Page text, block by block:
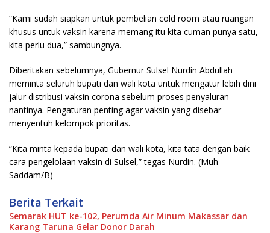
“Kami sudah siapkan untuk pembelian cold room atau ruangan
khusus untuk vaksin karena memang itu kita cuman punya satu,
kita perlu dua,” sambungnya.
Diberitakan sebelumnya, Gubernur Sulsel Nurdin Abdullah
meminta seluruh bupati dan wali kota untuk mengatur lebih dini
jalur distribusi vaksin corona sebelum proses penyaluran
nantinya. Pengaturan penting agar vaksin yang disebar
menyentuh kelompok prioritas.
“Kita minta kepada bupati dan wali kota, kita tata dengan baik
cara pengelolaan vaksin di Sulsel,” tegas Nurdin. (Muh
Saddam/B)
Berita Terkait
Semarak HUT ke-102, Perumda Air Minum Makassar dan
Karang Taruna Gelar Donor Darah